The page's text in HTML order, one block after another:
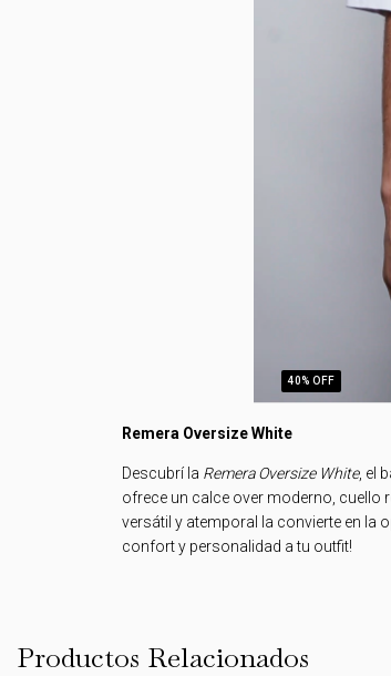
40% OFF
Remera Oversize White
Descubrí la Remera Oversize White, el
ofrece un calce over moderno,
versátil y atemporal la convierte en la
confort y personalidad a tu outfit!
Productos Relacionados